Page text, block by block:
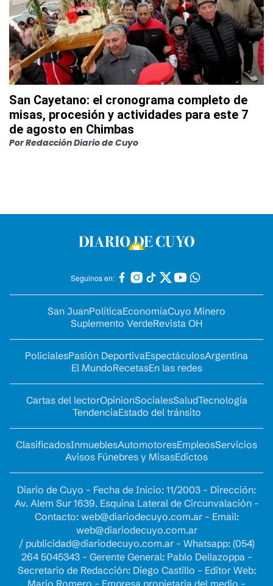
San Cayetano: el cronograma completo de
misas, procesión y actividades para este 7
de agosto en Chimbas
PorRedacción Diario de Cuyo
Seguinos en:
San JuanPolíticaEconomíaCuyo Minero
Suplemento VerdeRevista OH
PolicialesPasión DeportivaEspectáculosArgentina
El MundoRecetasEn las redes
Cartas del lectorOpinionSocialesSaludTecnología
TendenciaEstado del tránsito
ClasificadosInmueblesAutomotoresEmpleosServicios
Avisos Fúnebres y MisasEdictos
Diario de Cuyo - Fecha de Inicio: 11/2003 - Dirección:
Av. Alem Sur 1639. Esquina Lateral de Circunvalación -
Contacto: web@diariodecuyo.com.ar- Email:
web@diariodecuyo.com.ar
/ publicidad@diariodecuyo.com.ar- Whatsapp: (054)
264 5045343 - Gerente General: Pablo Dellazoppa -
Secretario de Redacción: Diego Castillo - Editor Web: